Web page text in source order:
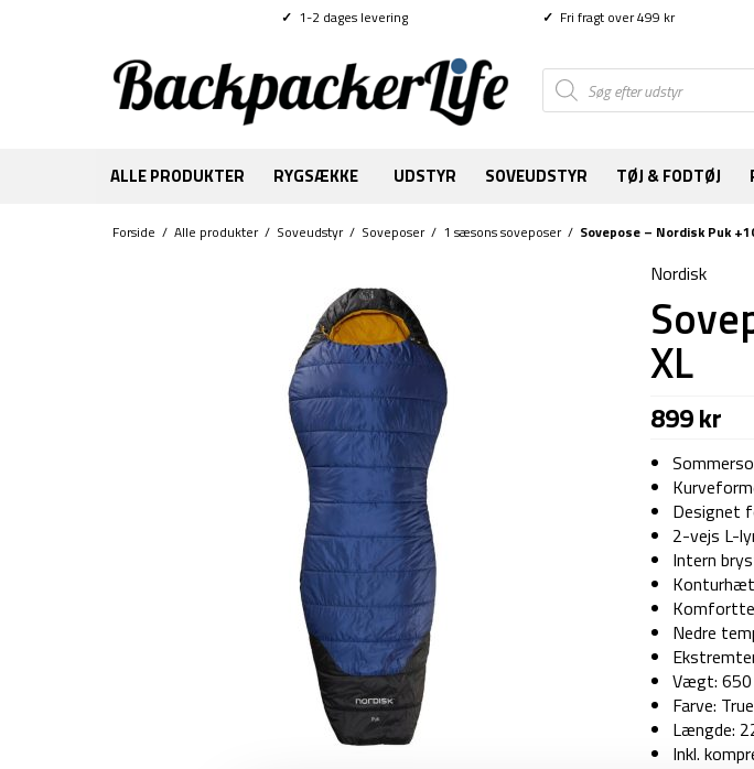
✓ 1-2 dages levering ✓ Fri fragt over 499 kr
Products
search
ALLE PRODUKTER RYGSÆKKE UDSTYR SOVEUDSTYR TØJ & FODTØJ
Forside / Alle produkter/ Soveudstyr/ Soveposer/ 1 sæsons soveposer/ Sovepose – Nordisk Puk
Nordisk
XL
899kr
Designet
2-vejs L-
Intern
Nedre
Vægt:
Farve:
Længde:
Inkl.